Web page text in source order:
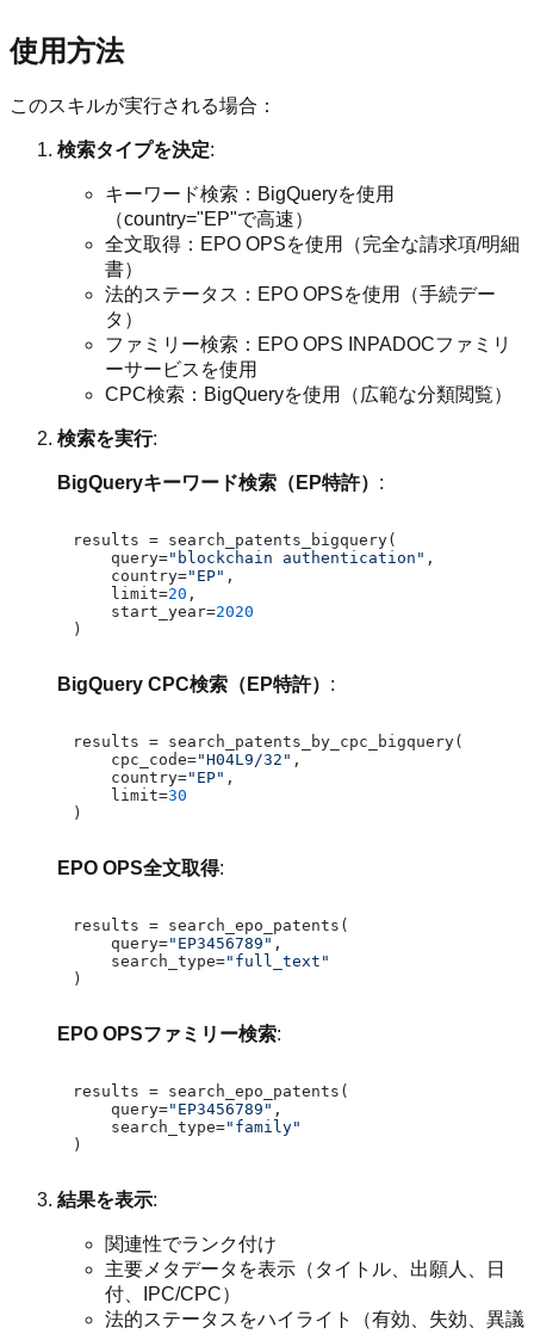
使用方法
このスキルが実行される場合：
検索タイプを決定:
キーワード検索：BigQueryを使用
（country="EP"で高速）
全文取得：EPO OPSを使用（完全な請求項/明細
書）
法的ステータス：EPO OPSを使用（手続デー
タ）
ファミリー検索：EPO OPS INPADOCファミリ
ーサービスを使用
CPC検索：BigQueryを使用（広範な分類閲覧）
検索を実行:
BigQueryキーワード検索（EP特許） :
results = search_patents_bigquery(
    query=
"blockchain authentication" ,
    country=
"EP" ,
    limit=
20 ,
    start_year=
2020
BigQuery CPC検索（EP特許） :
results = search_patents_by_cpc_bigquery(
    cpc_code=
"H04L9/32" ,
    country=
"EP" ,
    limit=
30
EPO OPS全文取得:
results = search_epo_patents(
    query=
"EP3456789" ,
    search_type=
"full_text"
EPO OPSファミリー検索:
results = search_epo_patents(
    query=
"EP3456789" ,
    search_type=
"family"
結果を表示:
関連性でランク付け
主要メタデータを表示（タイトル、出願人、日
付、IPC/CPC）
法的ステータスをハイライト（有効、失効、異議